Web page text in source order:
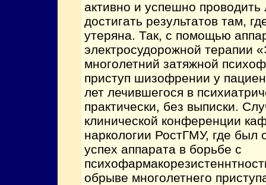
активно и успешно
достигать результатов там,
утеряна. Так, с помощью
электросудорожной терапии
многолетний затяжной
приступ шизофрении у
лет лечившегося в
практически, без выписки.
клинической конференции
наркологии РостГМУ, где
успех аппарата в борьбе с
обрыве многолетнего